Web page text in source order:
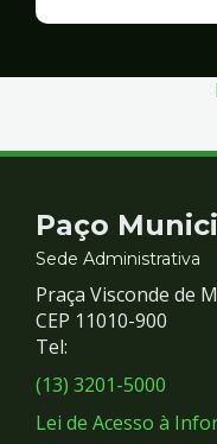
Contato
e
Redes
Sociais
Paço
Sede Administrativa
Praça Visconde de
CEP 11010-900
Tel:
(13) 3201-5000
Lei de Acesso à